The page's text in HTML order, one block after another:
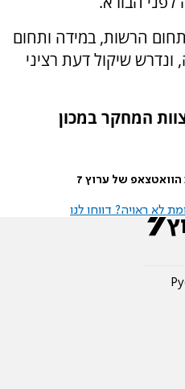
הרשות, במידה ותחום
ונדרש שיקול דעת רציני
המחקר במכון
של ערוץ 7
לא ראויה? דווחו לנו